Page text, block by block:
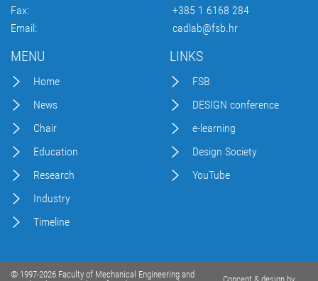
Fax:
+385 1 6168 284
Email:
cadlab@fsb.hr
MENU
Home
News
Chair
Education
Research
Industry
Timeline
LINKS
FSB
DESIGN conference
e-learning
Design Society
YouTube
© 1997-2026 Faculty of Mechanical Engineering and